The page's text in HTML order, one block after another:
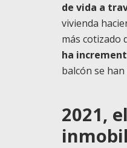
de vida a
vivienda
más cotizado
ha
balcón se
2021,